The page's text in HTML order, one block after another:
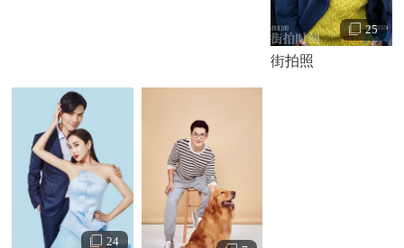
1994年，严屹宽考入上海银都艺员进修学校学习声乐，
后年仅16岁的严屹宽在谢晋导演的历史战争片《鸦片战争》
中饰演一个清朝小卒；同年，参演了剧情片《太阳火》。
1997年，18岁的严屹宽考入了上海戏剧学院表演系。大
二起，严屹宽开始接戏，先后出演过《情书》、《心网》等
电视剧。毕业考试时，严屹宽取得了“声台形表”4科全A的优
异成绩，并在毕业大戏中担纲男一号。
25
街拍照
24